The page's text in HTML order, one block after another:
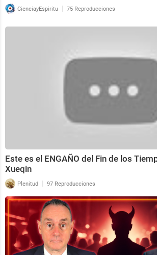
CienciayEspiritu | 75 Reproducciones
Este es el ENGAÑO del Fin de los
Xueqin
Plenitud | 97 Reproducciones